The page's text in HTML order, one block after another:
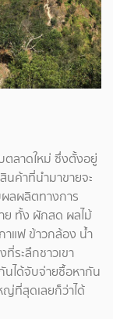
ลาดใหม่ ซึ่งตั้งอยู่
ค้าที่นำมาขายจะ
ลผลิตทางการ
ย ทั้ง ผักสด ผลไม้
าแฟ ข้าวกล้อง น้ำ
ระลึกชาวเขา
นได้จับจ่ายซื้อหากัน
ญ่ที่สุดเลยก็ว่าได้